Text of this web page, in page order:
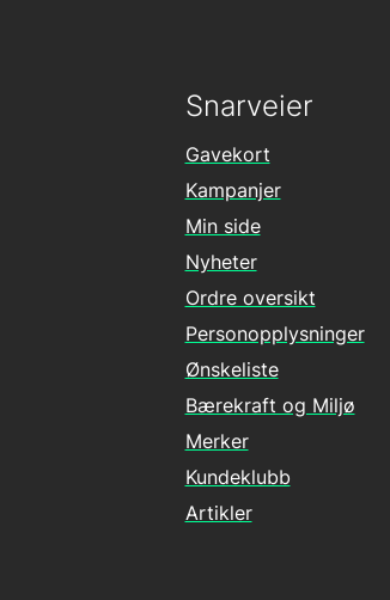
Snarveier
Gavekort
Kampanjer
Min side
Nyheter
Ordre oversikt
Personopplysninger
Ønskeliste
Bærekraft og Miljø
Merker
Kundeklubb
Artikler